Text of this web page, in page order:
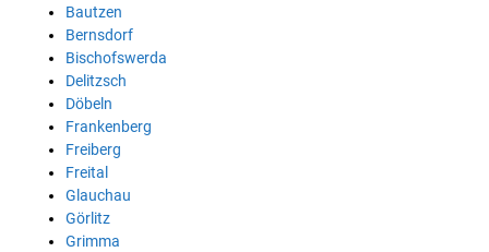
Bautzen
Bernsdorf
Bischofswerda
Delitzsch
Döbeln
Frankenberg
Freiberg
Freital
Glauchau
Görlitz
Grimma